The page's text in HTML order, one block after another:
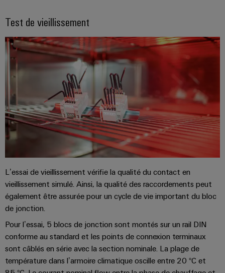
photovoltaïque
Exploiter
l'efficacité
des
ressources
Chemin
fer
Des
solutions
modernes
et
numériques
pour
une
mobilité
respectueuse
du
de
jonction
enfichables
pour
imprimé
et
connecteurs
pour
imprimé
Services
de
connecteurs
pour
circuit
imprimé
Original
du
générateur
PV
Répartiteurs
bus
de
terrain
Protection
Automatisation
et
logiciels
Commandes
Systèmes
Test de vieillissement
L’essai de vieillissement vérifie la qualité du contact en
vieillissement simulé. Ainsi, la qualité des raccordements peut
également être assurée pour un cycle de vie important du bloc
de jonction.
Pour l’essai, 5 blocs de jonction sont montés sur un rail DIN
conforme au standard et les points de connexion terminaux
sont câblés en série avec la section nominale. La plage de
température dans l’armoire climatique oscille entre 20 °C et